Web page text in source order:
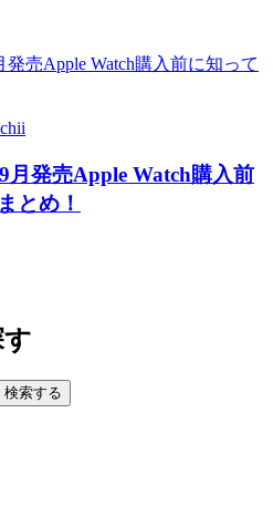
月発売Apple Watch購入前
とめ！